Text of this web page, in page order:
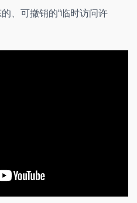
、可撤销的“临时访问许